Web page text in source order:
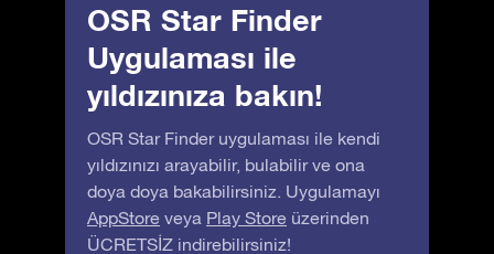
OSR Star Finder
Uygulaması ile
yıldızınıza bakın!
OSR Star Finder uygulaması ile kendi
yıldızınızı arayabilir, bulabilir ve ona
doya doya bakabilirsiniz. Uygulamayı
AppStore veya Play Store üzerinden
ÜCRETSİZ indirebilirsiniz!